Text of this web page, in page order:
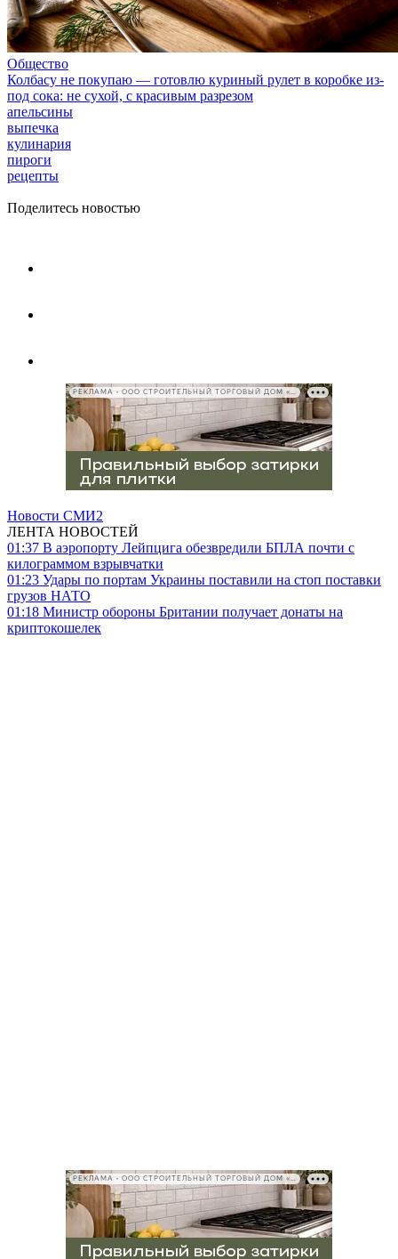
Общество
Колбасу не покупаю — готовлю куриный рулет в коробке из-
под сока: не сухой, с красивым разрезом
апельсины
выпечка
кулинария
пироги
рецепты
Поделитесь новостью
РЕКЛАМА • ООО СТРОИТЕЛЬНЫЙ ТОРГОВЫЙ ДОМ «ПЕТРОВИЧ», ИНН 7802348846
Новости СМИ2
ЛЕНТА НОВОСТЕЙ
01:37 В аэропорту Лейпцига обезвредили БПЛА почти с
килограммом взрывчатки
01:23 Удары по портам Украины поставили на стоп поставки
грузов НАТО
01:18 Министр обороны Британии получает донаты на
криптокошелек
РЕКЛАМА • ООО СТРОИТЕЛЬНЫЙ ТОРГОВЫЙ ДОМ «ПЕТРОВИЧ», ИНН 7802348846